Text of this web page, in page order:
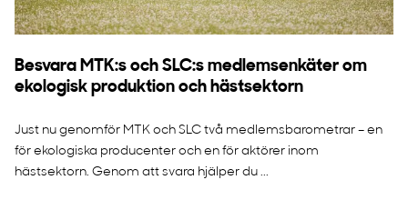
Besvara MTK:s och SLC:s medlemsenkäter om
ekologisk produktion och hästsektorn
Just nu genomför MTK och SLC två medlemsbarometrar – en
för ekologiska producenter och en för aktörer inom
hästsektorn. Genom att svara hjälper du ...